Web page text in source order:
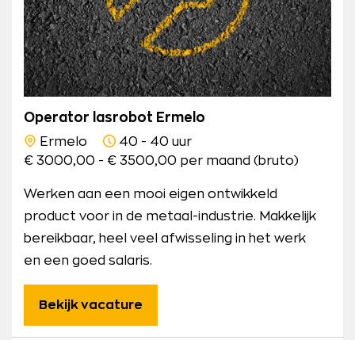
Operator lasrobot Ermelo
Ermelo
40 - 40 uur
€ 3000,00 - € 3500,00 per maand (bruto)
Werken aan een mooi eigen ontwikkeld
product voor in de metaal-industrie. Makkelijk
bereikbaar, heel veel afwisseling in het werk
en een goed salaris.
Bekijk vacature